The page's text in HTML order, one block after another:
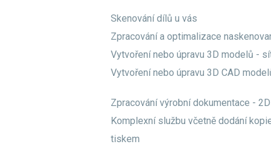
Skenování dílů u vás
Zpracování a optimalizace
Vytvoření nebo úpravu 3D modelů -
Vytvoření nebo úpravu 3D CAD
Zpracování výrobní dokumentace -
Komplexní službu včetně dodání
tiskem